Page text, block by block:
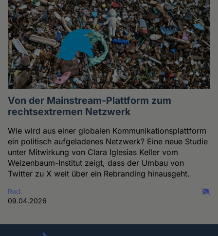
Von der Mainstream-Plattform zum
rechtsextremen Netzwerk
Wie wird aus einer globalen Kommunikationsplattform
ein politisch aufgeladenes Netzwerk? Eine neue Studie
unter Mitwirkung von Clara Iglesias Keller vom
Weizenbaum-Institut zeigt, dass der Umbau von
Twitter zu X weit über ein Rebranding hinausgeht.
Red.
09.04.2026